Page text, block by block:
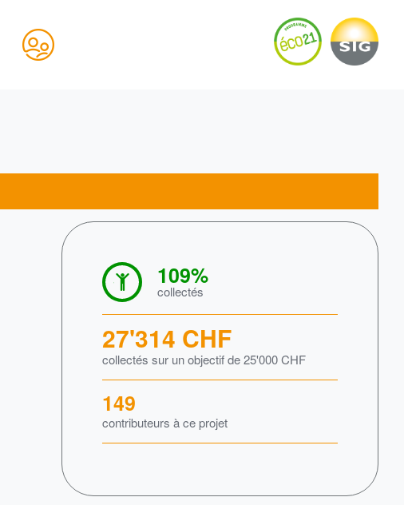
Compte
109%
collectés
27'314 CHF
collectés sur un objectif de25'000CHF
149
contributeurs à ce projet